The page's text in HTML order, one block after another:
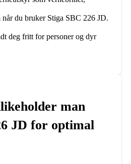
når du bruker Stiga SBC 226 JD.
deg fritt for personer og dyr
man
JD for optimal